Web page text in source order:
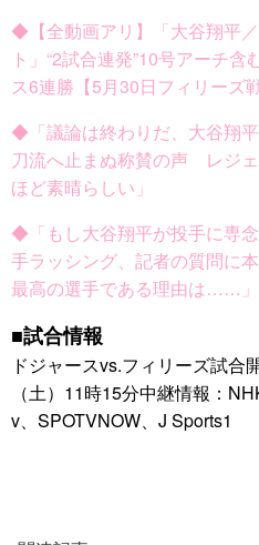
◆【全動画アリ】「大谷翔平
ト」“2試合連発”10号アーチ
ス6連勝【5月30日フィリーズ戦
◆「議論は終わりだ、大谷翔
刀流へ止まぬ称賛の声 レジ
ほど素晴らしい」
◆「もし大谷翔平が投手に専
手ラッシング、記者の質問に
最高の選手である理由は……」
■試合情報
ドジャースvs.フィリーズ試合
（土）11時15分中継情報：
v、SPOTVNOW、J Sports1